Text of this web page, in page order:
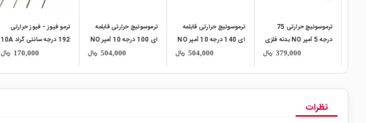
ترموسوئیچ حرارتی 75
درجه 5 آمپر NO بدنه فلزی
379,000 ریال
ترموسوئیچ حرارتی قابلمه
ای 140 درجه 10 آمپر NO
504,000 ریال
ترموسوئیچ حرارتی قابلمه
ای 100 درجه 10 آمپر NO
504,000 ریال
ترمو فیوز - فیوز حرارتی
192 درجه سانتی گراد 10A
170,000 ریال
نظرات